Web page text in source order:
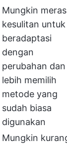
Mungkin
kesulitan untuk
beradaptasi
dengan
perubahan dan
lebih memilih
metode yang
sudah biasa
digunakan
Mungkin